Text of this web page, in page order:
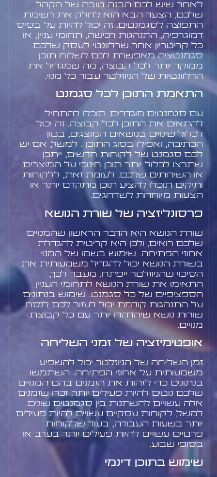
לאחר שיש לכם הבנה טובה של הקהל
שלכם, הצעד הבא הוא לחלק את רשימת
התפוצה לסגמנטים. זה יכול להיות על בסיס
דמוגרפיה, התנהגות רכישה, תחומי עניין, או
כל קריטריון אחר שרלוונטי לעסק שלכם.
סגמנטציה מאפשרת לכם לשלוח תוכן
ממוקד יותר לכל קבוצה, מה שמגדיל את
הרלוונטיות של הניוזלטר עבור כל מנוי.
התאמת התוכן לכל סגמנט
עם סגמנטים מוגדרים, תוכלו להתחיל
להתאים את התוכן לכל קבוצה. זה יכול
לכלול שינויים בנושאים המוצגים, בטון
הכתיבה, ואפילו בסוג התוכן . למשל, אם יש
לכם סגמנט של לקוחות חדשים, ייתכן
שתרצו לכלול יותר תוכן חינוכי על המוצרים
או השירותים שלכם. לעומת זאת, ללקוחות
ותיקים תוכלו להציע תוכן מתקדם יותר או
הצעות מיוחדות לשדרוגים.
פרסונליזציה של שורת הנושא
שורת הנושא היא הדבר הראשון שהמנויים
שלכם רואים, ולכן היא קריטית להגדלת
אחוזי הפתיחה. שימוש בשמו של המנוי
בשורת הנושא יכול להגדיל משמעותית את
הסיכוי שהניוזלטר ייפתח. מעבר לכך,
התאימו את שורת הנושא לתחומי העניין
הספציפיים של כל סגמנט. שימוש בנתונים
על התנהגות קודמת יכול לעזור לכם לנסח
שורות נושא שיהדהדו יותר עם כל קבוצת
מנויים.
אופטימיזציה של זמני השליחה
זמן השליחה של הניוזלטר יכול להשפיע
משמעותית על אחוזי הפתיחה. השתמשו
בנתונים כדי לזהות את הזמנים בהם המנויים
שלכם נוטים להיות פעילים יותר. זכרו שזמנים
אלה עשויים להשתנות בין סגמנטים שונים.
למשל, לקוחות עסקיים עשויים להיות פעילים
יותר בשעות העבודה, בעוד שלקוחות
פרטיים עשויים להיות פעילים יותר בערב או
בסופי שבוע.
שימוש בתוכן דינמי